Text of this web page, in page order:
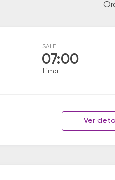
SALE
07:00
Lima
Ver